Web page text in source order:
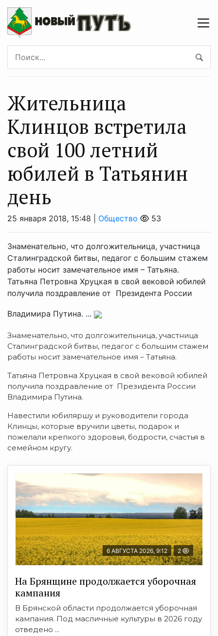
Жительница
Клинцов встретила
свой 100 летний
юбилей в Татьянин
день
25 января 2018, 15:48 | Общество 53
Знаменательно, что долгожительница, участница
Сталинградской битвы, педагог с большим стажем
работы носит замечательное имя – Татьяна.
Татьяна Петровна Хруцкая в свой вековой юбилей
получила поздравление от Президента России
Владимира Путина. ...
Знаменательно, что долгожительница, участница
Сталинградской битвы, педагог с большим стажем
работы носит замечательное имя – Татьяна.
Татьяна Петровна Хруцкая в свой вековой юбилей
получила поздравление от Президента России
Владимира Путина.
Навестили юбиляршу и руководители города
Клинцы, которые вручили цветы, подарок и
пожелали крепкого здоровья, бодрости, счастья в
семейном кругу.
6 АВГУСТА 2026, 9:12 2
На Брянщине продолжается уборочная
кампания
В Брянской области продолжается уборочная
кампания. Под масличные культуры в 2026 году
отведено ...